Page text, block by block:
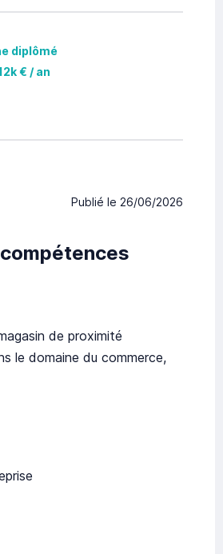
diplômé
€ / an
Publié le 26/06/2026
de proximité
le domaine du commerce,